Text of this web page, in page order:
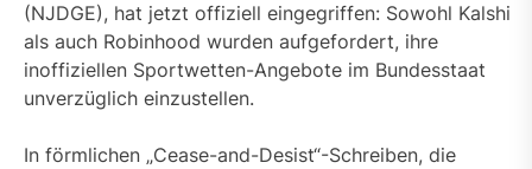
(NJDGE), hat jetzt offiziell eingegriffen: Sowohl Kalshi
als auch Robinhood wurden aufgefordert, ihre
inoffiziellen Sportwetten-Angebote im Bundesstaat
unverzüglich einzustellen.
In förmlichen „Cease-and-Desist“-Schreiben, die